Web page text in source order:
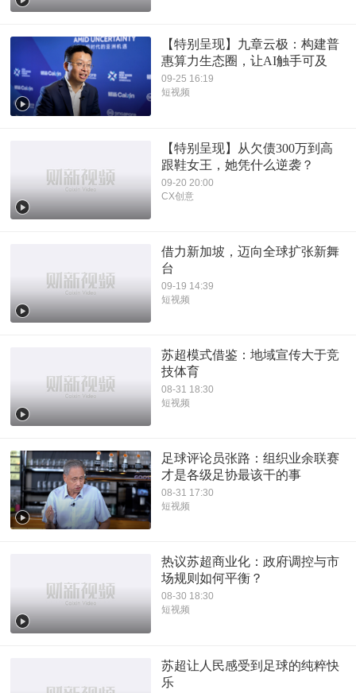
【特别呈现】九章云极：构建普
惠算力生态圈，让AI触手可及
09-25 16:19
短视频
【特别呈现】从欠债300万到高
跟鞋女王，她凭什么逆袭？
09-20 20:00
CX创意
借力新加坡，迈向全球扩张新舞
台
09-19 14:39
短视频
苏超模式借鉴：地域宣传大于竞
技体育
08-31 18:30
短视频
足球评论员张路：组织业余联赛
才是各级足协最该干的事
08-31 17:30
短视频
热议苏超商业化：政府调控与市
场规则如何平衡？
08-30 18:30
短视频
苏超让人民感受到足球的纯粹快
乐